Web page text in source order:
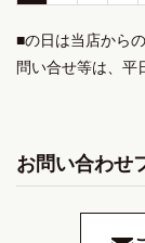
■の日は当店から
問い合せ等は、平
お問い合わせ